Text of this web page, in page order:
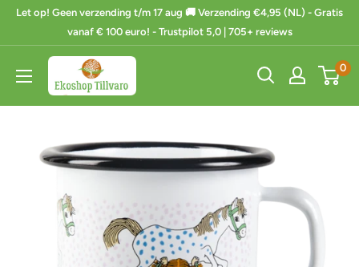
inhoud
Let op! Geen verzending t/m 17 aug 🚚 Verzending €4,95 (NL) - Gratis
vanaf € 100 euro! - Trustpilot 5,0 | 705+ reviews
Ekoshop
Tillvaro
0